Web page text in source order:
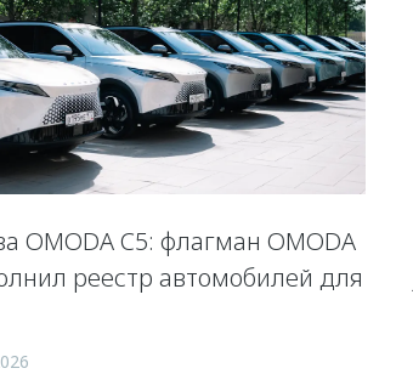
OMODA C5: флагман OMODA
реестр автомобилей для